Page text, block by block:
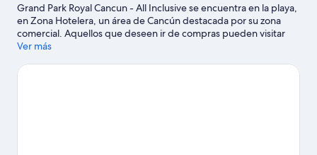
Grand Park Royal Cancun - All Inclusive se encuentra en la playa,
en Zona Hotelera, un área de Cancún destacada por su zona
comercial. Aquellos que deseen ir de compras pueden visitar
Plaza La Isla y Centro comercial Puerto Cancún Marina Town
interés más populares de la zona pueden ir a Parque Nacional
Ver más